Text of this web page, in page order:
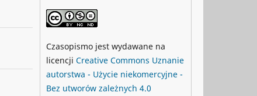
Czasopismo jest wydawane na
licencji Creative Commons Uznanie
autorstwa - Użycie niekomercyjne -
Bez utworów zależnych 4.0